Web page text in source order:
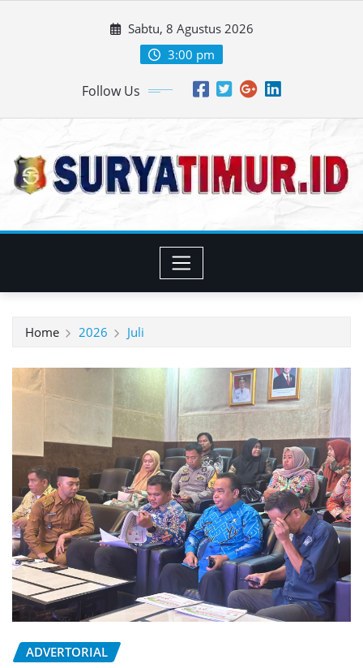
Sabtu, 8 Agustus 2026
3:00 pm
Follow Us
Home 2026 Juli
ADVERTORIAL